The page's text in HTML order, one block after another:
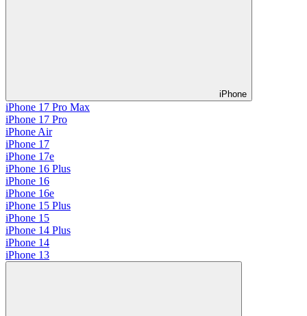
iPhone
iPhone 17 Pro Max
iPhone 17 Pro
iPhone Air
iPhone 17
iPhone 17e
iPhone 16 Plus
iPhone 16
iPhone 16e
iPhone 15 Plus
iPhone 15
iPhone 14 Plus
iPhone 14
iPhone 13